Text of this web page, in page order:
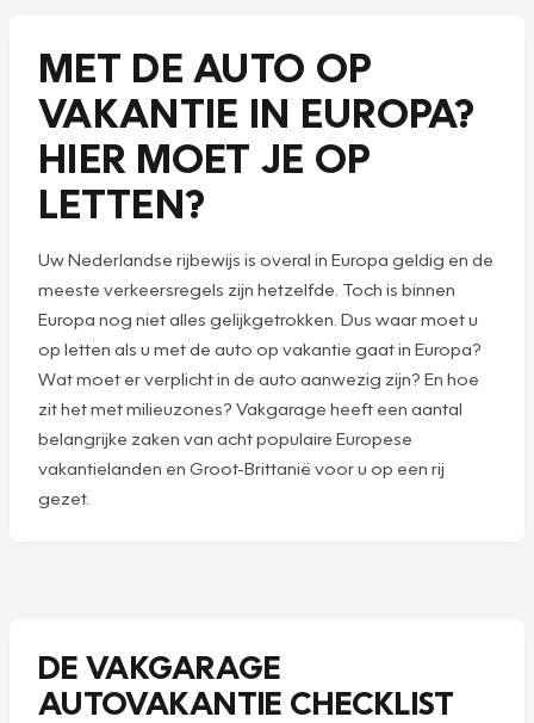
MET DE AUTO OP
VAKANTIE IN EUROPA?
HIER MOET JE OP
LETTEN?
Uw Nederlandse rijbewijs is overal in Europa geldig en de
meeste verkeersregels zijn hetzelfde. Toch is binnen
Europa nog niet alles gelijkgetrokken. Dus waar moet u
op letten als u met de auto op vakantie gaat in Europa?
Wat moet er verplicht in de auto aanwezig zijn? En hoe
zit het met milieuzones? Vakgarage heeft een aantal
belangrijke zaken van acht populaire Europese
vakantielanden en Groot-Brittanië voor u op een rij
gezet.
DE VAKGARAGE
AUTOVAKANTIE CHECKLIST